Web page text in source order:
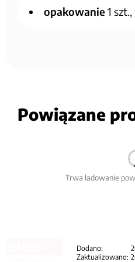
opakowanie1
Powiązane
Trwa ładowanie
Dodano:
Zaktualizowano: